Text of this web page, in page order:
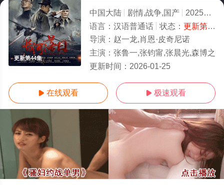
更新第44集
中国大陆 剧情,战争,国产 2025
4.0
语言： 汉语普通话 状态： 更新第44集
导演： 赵一龙,肖恩·皮奇尼诺
主演： 张鲁一,张钧甯,张晨光,森博之
更新时间： 2026-01-25
 在线观看  极速观看